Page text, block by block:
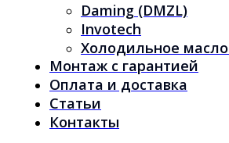
Daming (DMZL)
Invotech
Холодильное
Монтаж с гарантией
Оплата и доставка
Статьи
Контакты